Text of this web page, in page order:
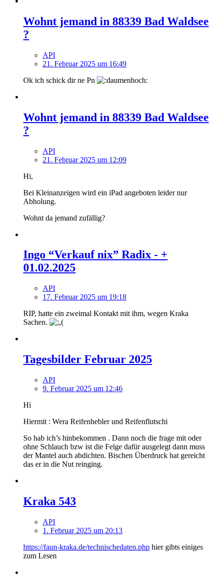
Wohnt jemand in 88339 Bad Waldsee
?
API
21. Februar 2025 um 16:49
Ok ich schick dir ne Pn
Wohnt jemand in 88339 Bad Waldsee
?
API
21. Februar 2025 um 12:09
Hi,
Bei Kleinanzeigen wird ein iPad angeboten leider nur
Abholung.
Wohnt da jemand zufällig?
Ingo “Verkauf nix” Radix - +
01.02.2025
API
17. Februar 2025 um 19:18
RIP, hatte ein zweimal Kontakt mit ihm, wegen Kraka
Sachen.
Tagesbilder Februar 2025
API
9. Februar 2025 um 12:46
Hi
Hiermit : Wera Reifenhebler und Reifenflutschi
So hab ich’s hinbekommen . Dann noch die frage mit oder
ohne Schlauch bzw ist die Felge dafür ausgelegt dann muss
der Mantel auch abdichten. Bischen Überdruck hat gereicht
das er in die Nut reinging.
Kraka 543
API
1. Februar 2025 um 20:13
https://faun-kraka.de/technischedaten.php hier gibts einiges
zum Lesen